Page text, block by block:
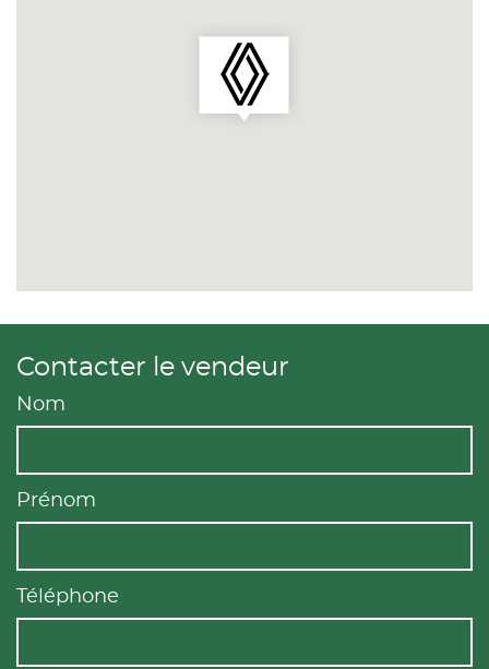
Contacter le vendeur
Nom
Prénom
Téléphone